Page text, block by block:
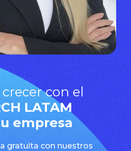
con el
LATAM
empresa
gratuita con nuestros